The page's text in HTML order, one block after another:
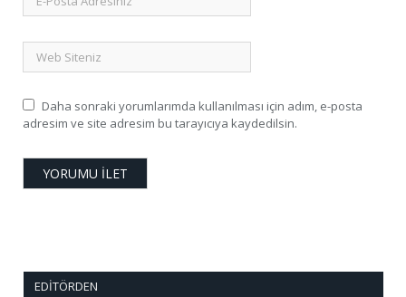
Daha sonraki yorumlarımda kullanılması için adım, e-posta
adresim ve site adresim bu tarayıcıya kaydedilsin.
EDITÖRDEN